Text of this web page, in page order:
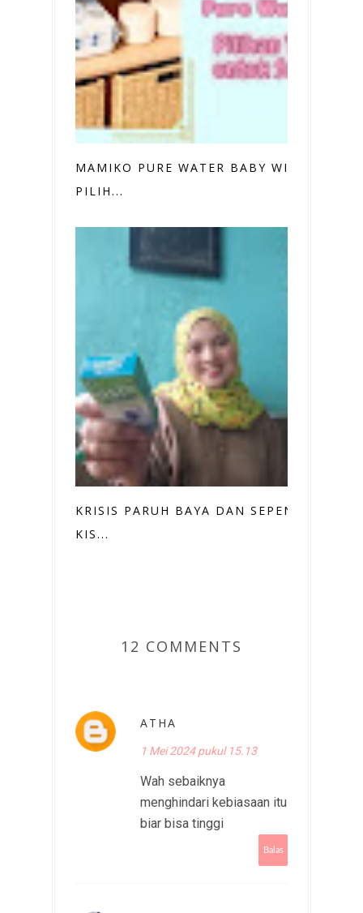
MAMIKO PURE WATER BABY WIPES,
PILIH...
KRISIS PARUH BAYA DAN SEPENGGAL
KIS...
12 COMMENTS
ATHA
1 Mei 2024 pukul 15.13
Wah sebaiknya
menghindari kebiasaan itu
biar bisa tinggi
Balas